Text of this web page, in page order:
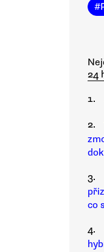
#
24
1.
2.
3.
co
4.